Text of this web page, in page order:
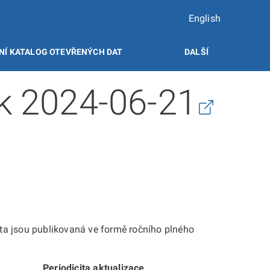
English
KATALOG OTEVŘENÝCH DAT DALŠÍ
2024-06-21
jsou publikovaná ve formě ročního plného